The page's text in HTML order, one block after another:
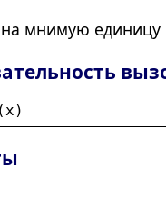
мнимую единицу
( x )